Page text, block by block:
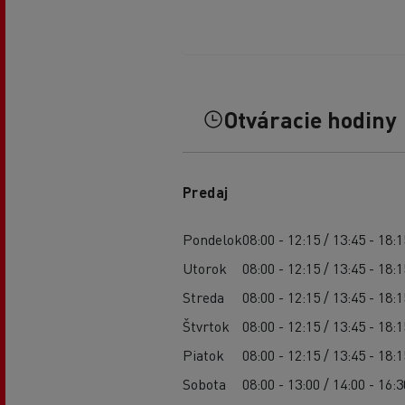
Otváracie hodiny
Predaj
Pondelok08:00 - 12:15 / 13:45 -
Utorok
08:00 - 12:15 / 13:45 -
Streda
08:00 - 12:15 / 13:45 -
Štvrtok
08:00 - 12:15 / 13:45 -
Piatok
08:00 - 12:15 / 13:45 -
Sobota
08:00 - 13:00 / 14:00 -